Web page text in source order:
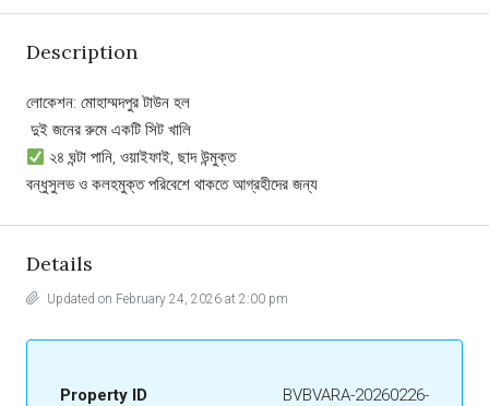
Description
লোকেশন: মোহাম্মদপুর টাউন হল
️ দুই জনের রুমে একটি সিট খালি
২৪ ঘন্টা পানি, ওয়াইফাই, ছাদ উন্মুক্ত
বন্ধুসুলভ ও কলহমুক্ত পরিবেশে থাকতে আগ্রহীদের জন্য
Details
Updated on February 24, 2026 at 2:00 pm
Property ID
BVBVARA-20260226-